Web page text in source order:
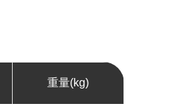
重量(kg)